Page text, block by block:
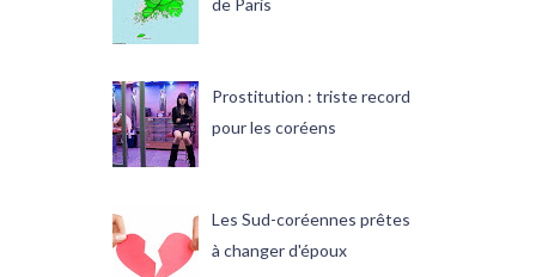
de Paris
Prostitution : triste record
pour les coréens
Les Sud-coréennes prêtes
à changer d'époux